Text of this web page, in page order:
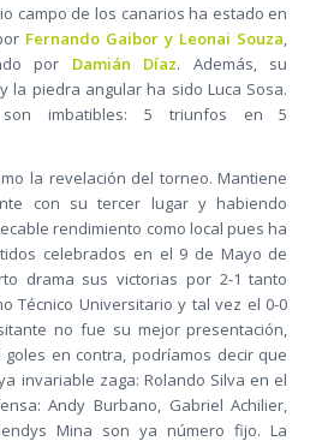
campo de los canarios ha estado en
Fernando Gaibor y Leonai Souza
por Damián Díaz. Además, su
la piedra angular ha sido Luca Sosa.
imbatibles: 5 triunfos en 5
la revelación del torneo. Mantiene
con su tercer lugar y habiendo
rendimiento como local pues ha
celebrados en el 9 de Mayo de
drama sus victorias por 2-1 tanto
Técnico Universitario y tal vez el 0-0
no fue su mejor presentación,
goles en contra, podríamos decir que
invariable zaga: Rolando Silva en el
Andy Burbano, Gabriel Achilier,
Mina son ya número fijo. La